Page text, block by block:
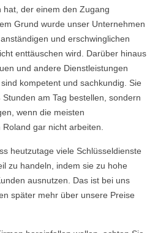
der einem den Zugang
Grund wurde unser Unternehmen
und erschwinglichen
enttäuschen wird. Darüber hinaus
und andere Dienstleistungen
kompetent und sachkundig. Sie
am Tag bestellen, sondern
wenn die meisten
gar nicht arbeiten.
heutzutage viele Schlüsseldienste
zu handeln, indem sie zu hohe
ausnutzen. Das ist bei uns
später mehr über unsere Preise